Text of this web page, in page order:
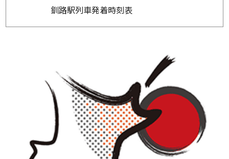
釧路駅列車発着時刻表